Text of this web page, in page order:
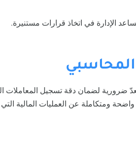
الإدارة في اتخاذ قرارات مستنيرة.
المحاسبي
لضمان دقة تسجيل المعاملات
ومتكاملة عن العمليات المالية